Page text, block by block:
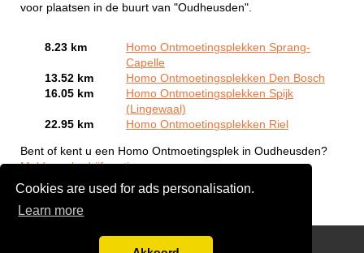
Cookies are used for ads personalisation.
Learn more
voor plaatsen in de buurt van "Oudheusden".
8.23 km
Homo Ontmoetingsplekken Sprang-
Capelle
13.52 km
Homo Ontmoetingsplekken Den Bosch
16.05 km
Homo Ontmoetingsplekken Spijk
(Lingewaal)
22.95 km
Homo Ontmoetingsplekken Riel
Bent of kent u een Homo Ontmoetingsplek in Oudheusden?
Meld een bedrijf gratis aan